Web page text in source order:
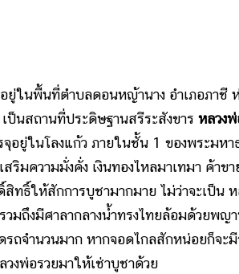
นพื้นที่ตำบลดอนหญ้านาง อำเภอภาชี ห่
ป็นสถานที่ประดิษฐานสรีระสังขาร หลวง
อยู่ในโลงแก้ว ภายในชั้น 1 ของพระมหา
ริมความมั่งคั่ง เงินทองไหลมาเทมา ค้าข
ทธิ์ให้สักการบูชามากมาย ไม่ว่าจะเป็น
มถึงมีศาลากลางน้ำทรงไทยล้อมด้วยพญ
รถจำนวนมาก หากจอดไกลสักหน่อยก็จะ
งพ่อรวยมาให้เช่าบูชาด้วย